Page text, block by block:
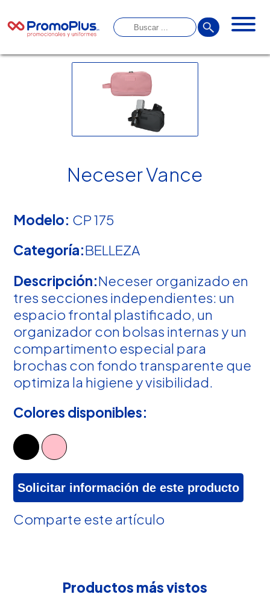
Neceser Vance
Modelo: CP 175
Categoría:BELLEZA
Descripción:Neceser organizado en
tres secciones independientes: un
espacio frontal plastificado, un
organizador con bolsas internas y un
compartimento especial para
brochas con fondo transparente que
optimiza la higiene y visibilidad.
Colores disponibles:
Solicitar información de este producto
Comparte este artículo
Productos más vistos